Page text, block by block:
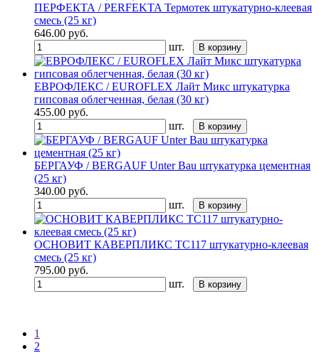
ПЕРФЕКТА / PERFEKTA Термотек штукатурно-клеевая
смесь (25 кг)
646.00 руб.
шт.
В корзину
ЕВРОФЛЕКС / EUROFLEX Лайт Микс штукатурка
гипсовая облегченная, белая (30 кг)
455.00 руб.
шт.
В корзину
БЕРГАУФ / BERGAUF Unter Bau штукатурка цементная
(25 кг)
340.00 руб.
шт.
В корзину
ОСНОВИТ КАВЕРПЛИКС ТС117 штукатурно-клеевая
смесь (25 кг)
795.00 руб.
шт.
В корзину
1
2